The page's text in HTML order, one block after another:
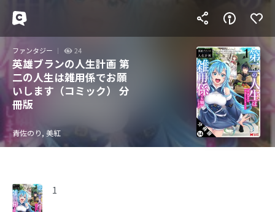
ファンタジー 24
英雄ブランの人生計画 第
二の人生は雑用係でお願
いします（コミック） 分
冊版
青佐のり, 美紅
1